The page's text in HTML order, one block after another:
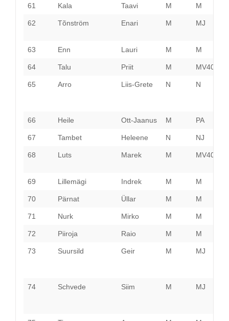
61 Kala Taavi M M
62 Tõnström Enari M MJ
63 Enn Lauri M M
64 Talu Priit M MV40
65 Arro Liis-Grete N N
66 Heile Ott-Jaanus M PA
67 Tambet Heleene N NJ
68 Luts Marek M MV40
69 Lillemägi Indrek M M
70 Pärnat Üllar M M
71 Nurk Mirko M M
72 Piiroja Raio M M
73 Suursild Geir M MJ
74 Schvede Siim M MJ